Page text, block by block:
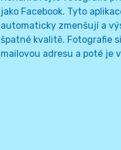
jako Facebook. Tyto
automaticky zmenšují a
špatné kvalitě. Fotografie
mailovou adresu a poté je